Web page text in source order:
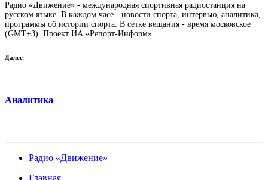
Радио «Движение» - международная спортивная радиостанция на
русском языке. В каждом часе - новости спорта, интервью, аналитика,
программы об истории спорта. В сетке вещания - время московское
(GMT+3). Проект ИА «Репорт-Информ».
Далее
Аналитика
Радио «Движение»
Главная